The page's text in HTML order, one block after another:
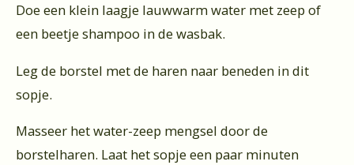
Doe een klein laagje lauwwarm water met zeep of
een beetje shampoo in de wasbak.
Leg de borstel met de haren naar beneden in dit
sopje.
Masseer het water-zeep mengsel door de
borstelharen. Laat het sopje een paar minuten